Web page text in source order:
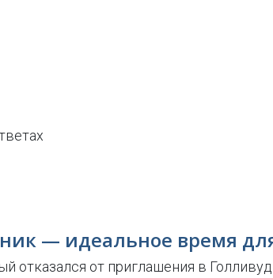
— идеальное время
от приглашения в